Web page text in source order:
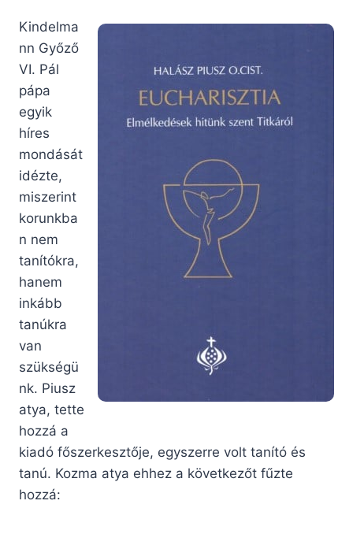
Kindelma
nn Győző
VI. Pál
pápa
egyik
híres
mondását
idézte,
miszerint
korunkba
n nem
tanítókra,
hanem
inkább
tanúkra
van
szükségü
nk. Piusz
atya, tette
hozzá a
kiadó főszerkesztője, egyszerre volt tanító és
tanú. Kozma atya ehhez a következőt fűzte
hozzá: